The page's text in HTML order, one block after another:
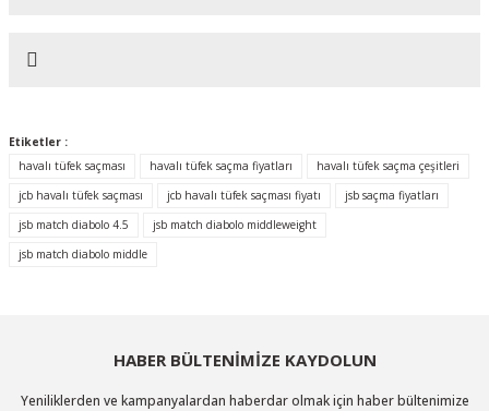
yetersiz gördüğünüz noktaları öneri formunu kullanarak tarafımıza
Ürün resmi kalitesiz, bozuk veya görüntülenemiyor.
Ürün açıklamasında eksik bilgiler bulunuyor.
Ürün bilgilerinde hatalar bulunuyor.
Ürün fiyatı diğer sitelerden daha pahalı.
Etiketler :
havalı tüfek saçması
havalı tüfek saçma fiyatları
havalı tüfek saçma çeşitleri
jcb havalı tüfek saçması
jcb havalı tüfek saçması fiyatı
jsb saçma fiyatları
jsb match diabolo 4.5
jsb match diabolo middleweight
jsb match diabolo middle
HABER BÜLTENİMİZE KAYDOLUN
Yeniliklerden ve kampanyalardan haberdar olmak için haber bültenimize